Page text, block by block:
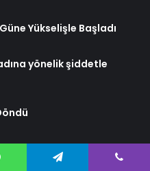
Yükselişle Başladı
yönelik şiddetle